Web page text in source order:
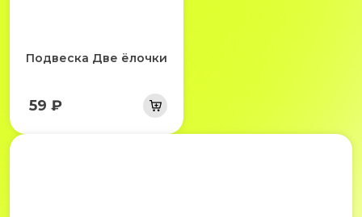
Подвеска Две ёлочки
59 ₽